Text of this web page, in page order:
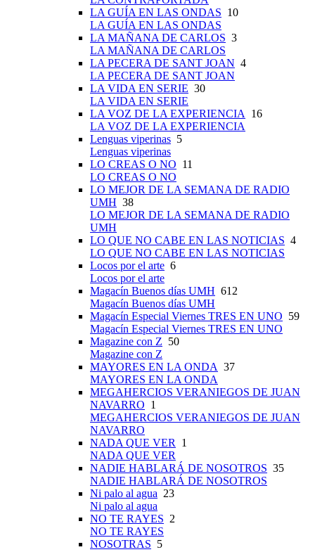
LA GUÍA EN LAS ONDAS 10
LA GUÍA EN LAS ONDAS
LA MAÑANA DE CARLOS 3
LA MAÑANA DE CARLOS
LA PECERA DE SANT JOAN 4
LA PECERA DE SANT JOAN
LA VIDA EN SERIE 30
LA VIDA EN SERIE
LA VOZ DE LA EXPERIENCIA
16
LA VOZ DE LA EXPERIENCIA
Lenguas viperinas 5
Lenguas viperinas
LO CREAS O NO 11
LO CREAS O NO
LO MEJOR DE LA SEMANA DE RADIO
UMH 38
LO MEJOR DE LA SEMANA DE RADIO
UMH
LO QUE NO CABE EN LAS NOTICIAS 4
LO QUE NO CABE EN LAS NOTICIAS
Locos por el arte 6
Locos por el arte
Magacín Buenos días UMH 612
Magacín Buenos días UMH
Magacín Especial Viernes TRES EN UNO 59
Magacín Especial Viernes TRES EN UNO
Magazine con Z 50
Magazine con Z
MAYORES EN LA ONDA 37
MAYORES EN LA ONDA
MEGAHERCIOS VERANIEGOS DE JUAN
NAVARRO 1
MEGAHERCIOS VERANIEGOS DE JUAN
NAVARRO
NADA QUE VER
1
NADA QUE VER
NADIE HABLARÁ DE NOSOTROS 35
NADIE HABLARÁ DE NOSOTROS
Ni palo al agua 23
Ni palo al agua
NO TE RAYES 2
NO TE RAYES
NOSOTRAS 5